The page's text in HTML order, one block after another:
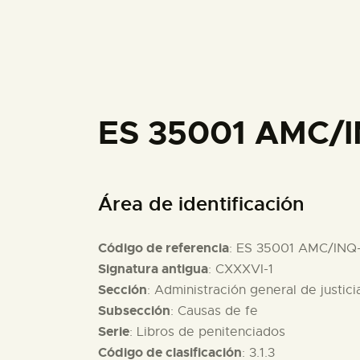
ES 35001 AMC/
Área de identificación
Código de referencia: ES 35001 AMC/
Signatura antigua: CXXXVI-1
Sección: Administración general de
Subsección: Causas de fe
Serie: Libros de penitenciados
Código de clasificación: 3.1.3